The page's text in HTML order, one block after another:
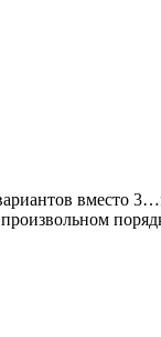
вместо